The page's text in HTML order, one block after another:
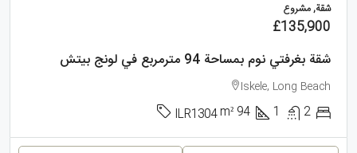
شقة, مشروع
£135,900
شقة بغرفتي نوم بمساحة 94 مترمربع في لونج بيتش
Iskele, Long Beach
2
1
94
m²
ILR1304